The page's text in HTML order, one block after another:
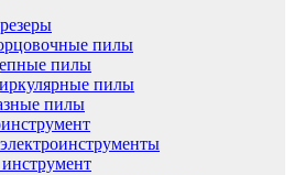
пилы
пилы
пилы
пилы